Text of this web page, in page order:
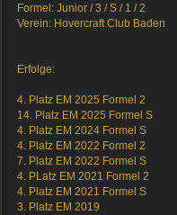
Formel: Junior / 3 / S / 1 / 2
Verein: Hovercraft Club Baden
Erfolge:
4. Platz EM 2025 Formel 2
14. Platz EM 2025 Formel S
4. Platz EM 2024 Formel S
4. Platz EM 2022 Formel 2
7. Platz EM 2022 Formel S
4. PLatz EM 2021 Formel 2
4. Platz EM 2021 Formel S
3. Platz EM 2019